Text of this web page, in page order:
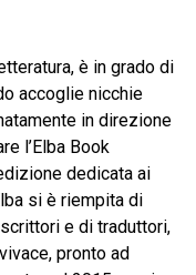
è in grado di
accoglie nicchie
in direzione
l’Elba Book
dedicata ai
si è riempita di
e di traduttori,
pronto ad